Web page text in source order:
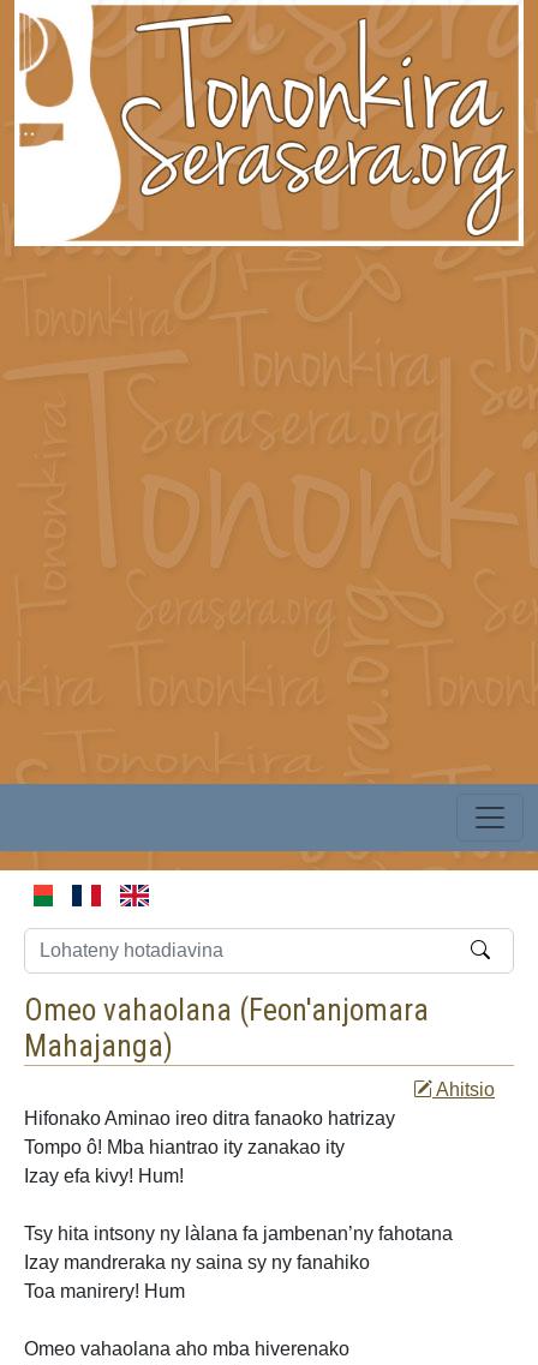
Omeo vahaolana (Feon'anjomara
Mahajanga)
Ahitsio
Hifonako Aminao ireo ditra fanaoko hatrizay
Tompo ô! Mba hiantrao ity zanakao ity
Izay efa kivy! Hum!
Tsy hita intsony ny làlana fa jambenan’ny fahotana
Izay mandreraka ny saina sy ny fanahiko
Toa manirery! Hum
Omeo vahaolana aho mba hiverenako